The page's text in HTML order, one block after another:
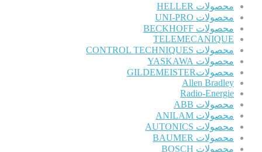
محصولات HELLER
محصولات UNI-PRO
محصولات BECKHOFF
TELEMECANIQUE
محصولات CONTROL TECHNIQUES
محصولات YASKAWA
محصولاتGILDEMEISTER
Allen Bradley
Radio-Energie
محصولات ABB
محصولات ANILAM
محصولات AUTONICS
محصولات BAUMER
محصولات BOSCH